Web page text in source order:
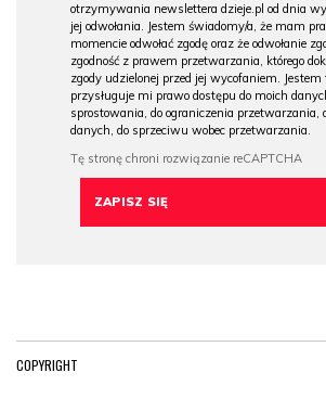
otrzymywania newslettera dzieje.pl od dnia
jej odwołania. Jestem świadomy/a, że mam
momencie odwołać zgodę oraz że odwołanie
zgodność z prawem przetwarzania, którego
zgody udzielonej przed jej wycofaniem.
przysługuje mi prawo dostępu do moich
sprostowania, do ograniczenia przetwarzania,
danych, do sprzeciwu wobec przetwarzania.
COPYRIGHT